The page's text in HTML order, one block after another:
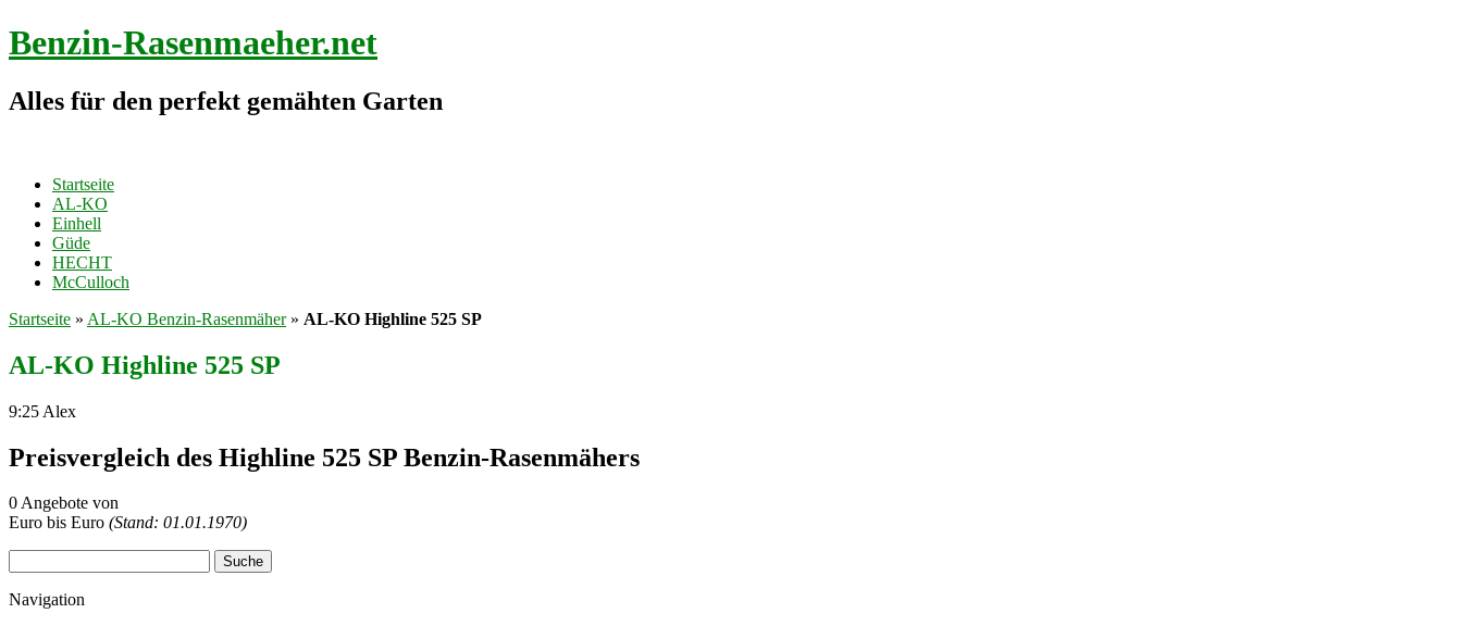
Benzin-Rasenmaeher.net
Alles für den perfekt gemähten Garten
Startseite
AL-KO
Einhell
Güde
HECHT
McCulloch
Startseite » AL-KO Benzin-Rasenmäher» AL-KO Highline 525 SP
AL-KO Highline 525 SP
9:25 Alex
Preisvergleich des Highline 525 SP Benzin-Rasenmähers
0 Angebote von
Euro bis Euro (Stand: 01.01.1970)
Navigation